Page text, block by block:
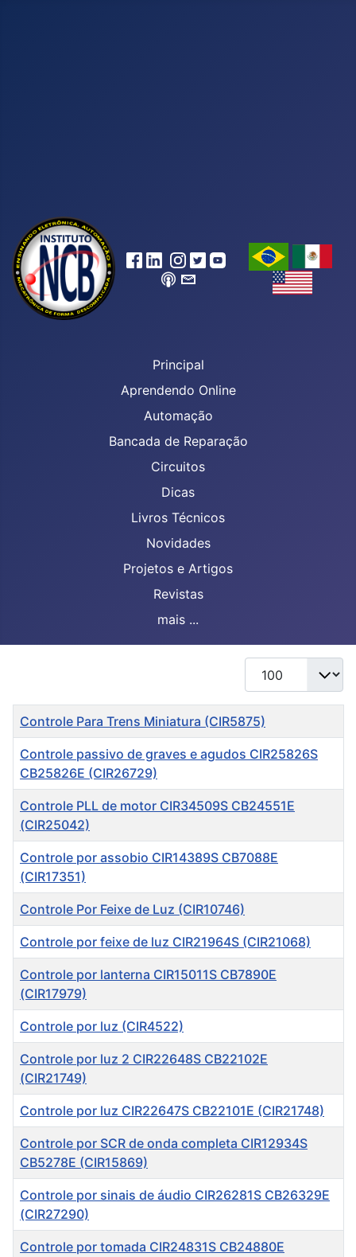
Principal
Aprendendo Online
Automação
Bancada de Reparação
Circuitos
Dicas
Livros Técnicos
Novidades
Projetos e Artigos
Revistas
mais ...
Mostrar #
Título
Controle Para Trens Miniatura (CIR5875)
Controle passivo de graves e agudos CIR25826S
CB25826E (CIR26729)
Controle PLL de motor CIR34509S CB24551E
(CIR25042)
Controle por assobio CIR14389S CB7088E
(CIR17351)
Controle Por Feixe de Luz (CIR10746)
Controle por feixe de luz CIR21964S (CIR21068)
Controle por lanterna CIR15011S CB7890E
(CIR17979)
Controle por luz (CIR4522)
Controle por luz 2 CIR22648S CB22102E
(CIR21749)
Controle por luz CIR22647S CB22101E (CIR21748)
Controle por SCR de onda completa CIR12934S
CB5278E (CIR15869)
Controle por sinais de áudio CIR26281S CB26329E
(CIR27290)
Controle por tomada CIR24831S CB24880E